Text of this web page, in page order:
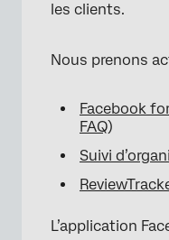
les clients.
Nous prenons
Facebook
FAQ)
Suivi
L’application